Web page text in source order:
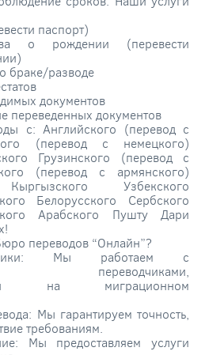
паспорт)
о рождении (перевести
браке/разводе
документов
переведенных документов
с: Английского (перевод с
(перевод с немецкого)
Грузинского (перевод с
(перевод с армянского)
Кыргызского Узбекского
Белорусского Сербского
Арабского Пушту Дари
переводов “Онлайн”?
Мы работаем с
переводчиками,
на миграционном
Мы гарантируем точность,
требованиям.
Мы предоставляем услуги